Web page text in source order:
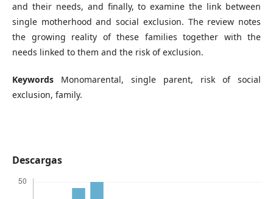
and their needs, and finally, to examine the link between
single motherhood and social exclusion. The review notes
the growing reality of these families together with the
needs linked to them and the risk of exclusion.
Keywords Monomarental, single parent, risk of social
exclusion, family.
Descargas